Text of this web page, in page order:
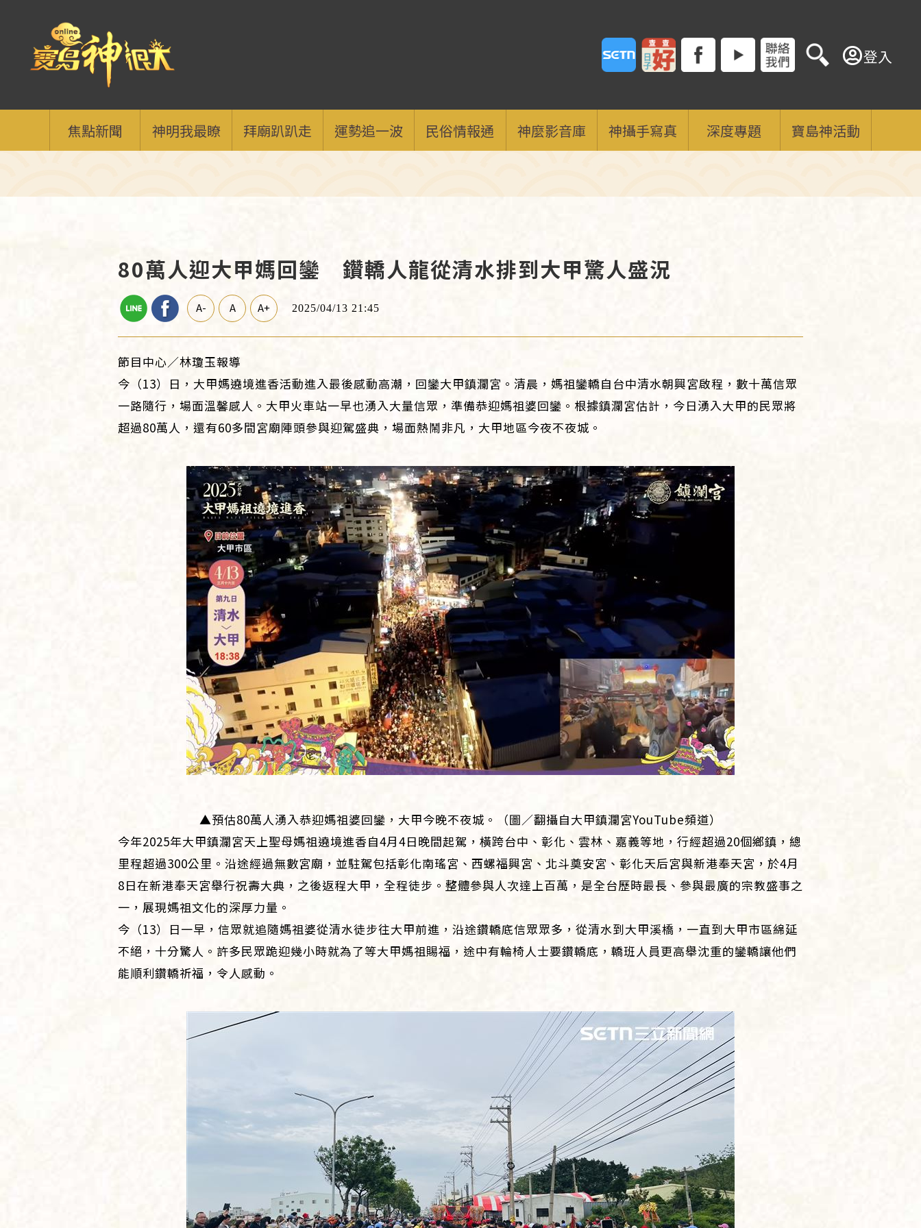
登入
焦點新聞 神明我最瞭 拜廟趴趴走 運勢追一波 民俗情報通 神麼影音庫 神攝手寫真 深度專題 寶島神活動
80萬人迎大甲媽回鑾 鑽轎人龍從清水排到大甲驚人盛況
A- A A+ 2025/04/13 21:45
節目中心／林瓊玉報導
今（13）日，大甲媽遶境進香活動進入最後感動高潮，回鑾大甲鎮瀾宮。清晨，媽祖鑾轎自台中清水朝興宮啟程，數十萬信眾
一路隨行，場面溫馨感人。大甲火車站一早也湧入大量信眾，準備恭迎媽祖婆回鑾。根據鎮瀾宮估計，今日湧入大甲的民眾將
超過80萬人，還有60多間宮廟陣頭參與迎駕盛典，場面熱鬧非凡，大甲地區今夜不夜城。
▲預估80萬人湧入恭迎媽祖婆回鑾，大甲今晚不夜城。（圖／翻攝自大甲鎮瀾宮YouTube頻道）
今年2025年大甲鎮瀾宮天上聖母媽祖遶境進香自4月4日晚間起駕，橫跨台中、彰化、雲林、嘉義等地，行經超過20個鄉鎮，總
里程超過300公里。沿途經過無數宮廟，並駐駕包括彰化南瑤宮、西螺福興宮、北斗奠安宮、彰化天后宮與新港奉天宮，於4月
8日在新港奉天宮舉行祝壽大典，之後返程大甲，全程徒步。整體參與人次達上百萬，是全台歷時最長、參與最廣的宗教盛事之
一，展現媽祖文化的深厚力量。
今（13）日一早，信眾就追隨媽祖婆從清水徒步往大甲前進，沿途鑽轎底信眾眾多，從清水到大甲溪橋，一直到大甲市區綿延
不絕，十分驚人。許多民眾跪迎幾小時就為了等大甲媽祖賜福，途中有輪椅人士要鑽轎底，轎班人員更高舉沈重的鑾轎讓他們
能順利鑽轎祈福，令人感動。